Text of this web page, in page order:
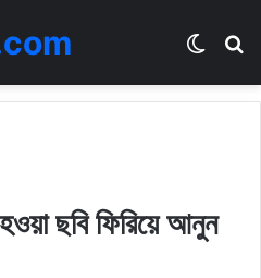
ছবি ফিরিয়ে আনুন